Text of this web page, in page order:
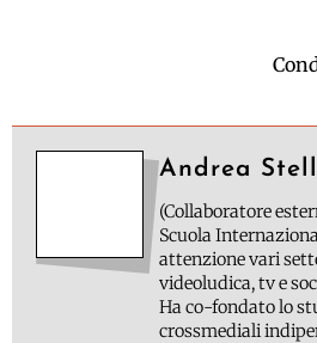
Andrea
(Collaboratore
Scuola
attenzione vari
videoludica, tv e
Ha co-fondato lo
crossmediali